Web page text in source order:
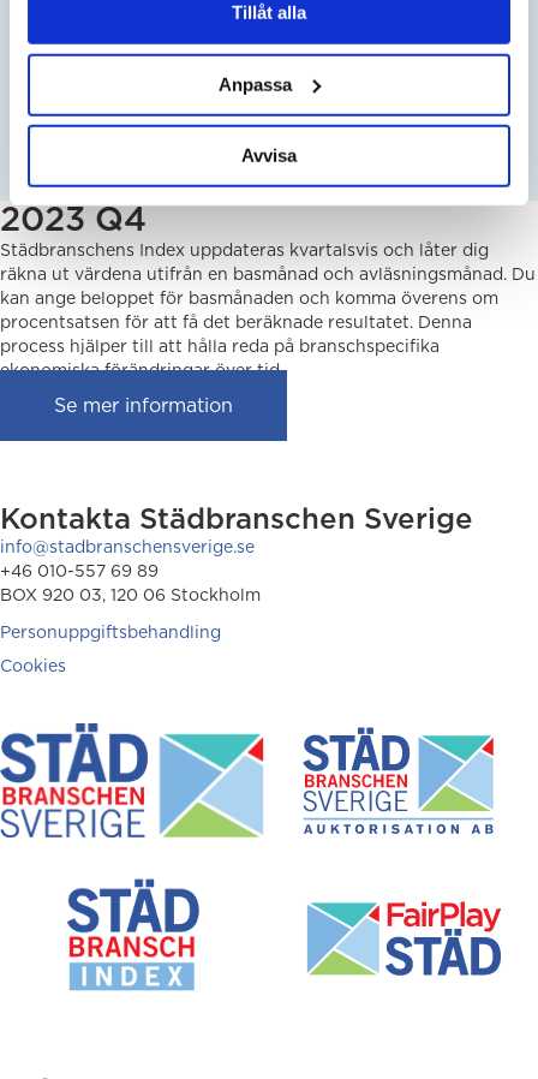
Tillåt alla
Anpassa
Avvisa
SEK
NYTT AVTALSPRIS EFTER HÖJNING:
2023 Q4
Städbranschens Index uppdateras kvartalsvis och låter dig
räkna ut värdena utifrån en basmånad och avläsningsmånad. Du
kan ange beloppet för basmånaden och komma överens om
procentsatsen för att få det beräknade resultatet. Denna
process hjälper till att hålla reda på branschspecifika
ekonomiska förändringar över tid.
Se mer information
Kontakta Städbranschen Sverige
info@stadbranschensverige.se
+46 010-557 69 89
BOX 920 03, 120 06 Stockholm
Personuppgiftsbehandling
Cookies